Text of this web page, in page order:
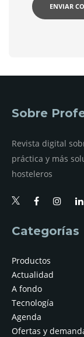
Sobre
Revista digital
práctica y más
hosteleros
Categorías
Productos
Actualidad
A fondo
Tecnología
Agenda
Ofertas y